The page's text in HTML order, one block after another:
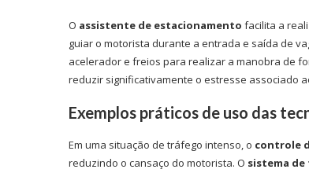
O assistente de estacionamento facilita a
guiar o motorista durante a entrada e saída de
acelerador e freios para realizar a manobra de
reduzir significativamente o estresse associado
Exemplos práticos de uso das
Em uma situação de tráfego intenso, o controle
reduzindo o cansaço do motorista. O sistema